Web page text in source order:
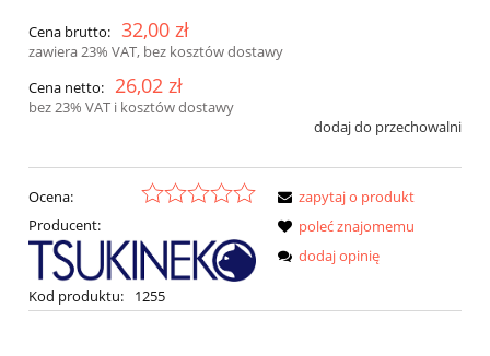
Cena brutto: 32,00 zł
zawiera 23% VAT, bez kosztów dostawy
Cena netto: 26,02 zł
bez 23% VAT i kosztów dostawy
dodaj do przechowalni
Ocena:
Producent:
Kod produktu: 1255
zapytaj o produkt
poleć znajomemu
dodaj opinię